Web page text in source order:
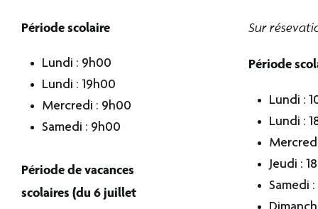
Période scolaire
Lundi : 9h00
Lundi : 19h00
Mercredi : 9h00
Samedi : 9h00
Période de vacances
scolaires (du 6 juillet
Sur
Période
Lundi :
Lundi :
Jeudi :
Samedi :